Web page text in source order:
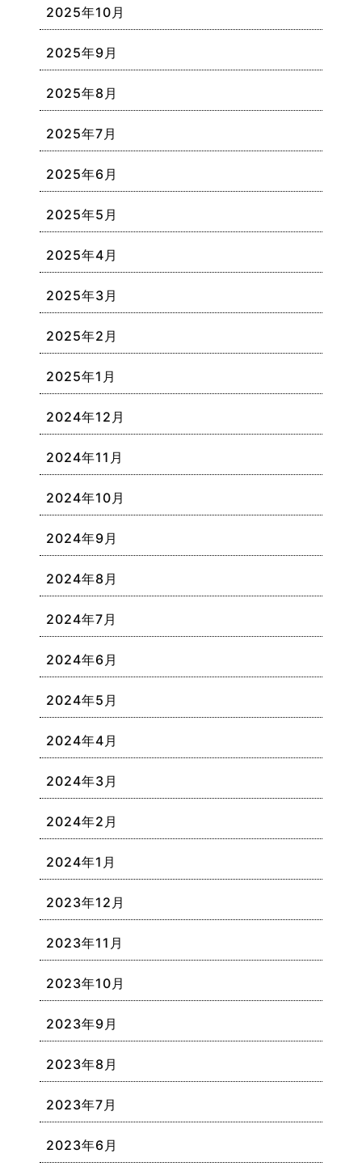
2025年10月
2025年9月
2025年8月
2025年7月
2025年6月
2025年5月
2025年4月
2025年3月
2025年2月
2025年1月
2024年12月
2024年11月
2024年10月
2024年9月
2024年8月
2024年7月
2024年6月
2024年5月
2024年4月
2024年3月
2024年2月
2024年1月
2023年12月
2023年11月
2023年10月
2023年9月
2023年8月
2023年7月
2023年6月